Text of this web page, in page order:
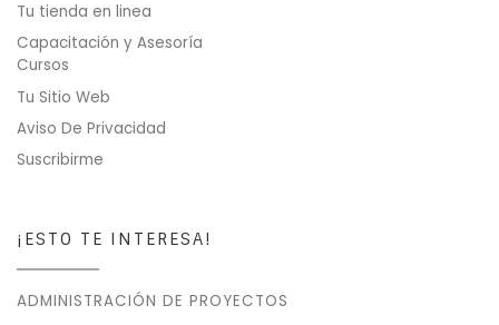
Tu tienda en linea
Capacitación y Asesoría
Cursos
Tu Sitio Web
Aviso De Privacidad
Suscribirme
¡ESTO TE INTERESA!
ADMINISTRACIÓN DE PROYECTOS